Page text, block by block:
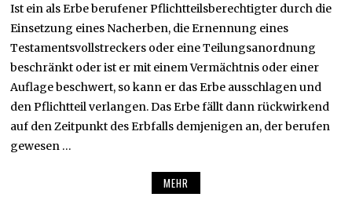
Ist ein als Erbe berufener Pflichtteilsberechtigter durch die
Einsetzung eines Nacherben, die Ernennung eines
Testamentsvollstreckers oder eine Teilungsanordnung
beschränkt oder ist er mit einem Vermächtnis oder einer
Auflage beschwert, so kann er das Erbe ausschlagen und
den Pflichtteil verlangen. Das Erbe fällt dann rückwirkend
auf den Zeitpunkt des Erbfalls demjenigen an, der berufen
gewesen …
MEHR